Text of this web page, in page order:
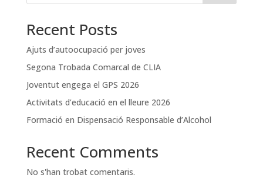
Recent Posts
Ajuts d’autoocupació per joves
Segona Trobada Comarcal de CLIA
Joventut engega el GPS 2026
Activitats d’educació en el lleure 2026
Formació en Dispensació Responsable d’Alcohol
Recent Comments
No s'han trobat comentaris.